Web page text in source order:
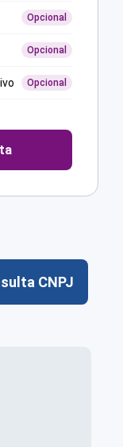
Opcional
Opcional
Opcional
CNPJ